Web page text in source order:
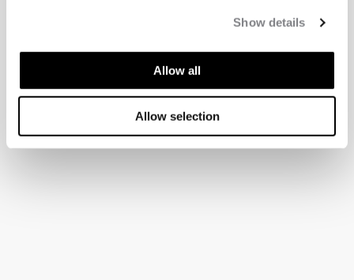
Show details
Allow all
Allow selection